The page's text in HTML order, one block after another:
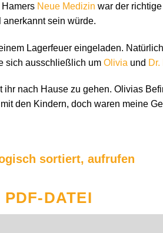
Neue Medizin war der
sein würde.
Lagerfeuer eingeladen.
sich ausschließlich um Olivia und Dr.
nach Hause zu gehen. Olivias
den Kindern, doch waren meine
sortiert, aufrufen
DATEI